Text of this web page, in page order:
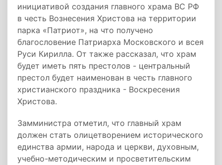
инициативой создания главного храма ВС РФ
в честь Вознесения Христова на территории
парка «Патриот», на что получено
благословение Патриарха Московского и всея
Руси Кирилла. От также рассказал, что храм
будет иметь пять престолов - центральный
престол будет наименован в честь главного
христианского праздника - Воскресения
Христова.
Замминистра отметил, что главный храм
должен стать олицетворением исторического
единства армии, народа и церкви, духовным,
учебно-методическим и просветительским